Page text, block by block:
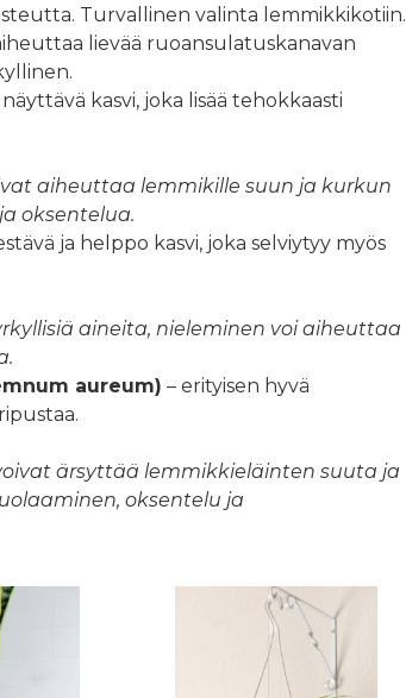
Turvallinen valinta lemmikkikotiin.
lievää ruoansulatuskanavan
kasvi, joka lisää tehokkaasti
aiheuttaa lemmikille suun ja kurkun
oksentelua.
ja helppo kasvi, joka selviytyy myös
aineita, nieleminen voi aiheuttaa
aureum) – erityisen hyvä
ärsyttää lemmikkieläinten suuta ja
oksentelu ja